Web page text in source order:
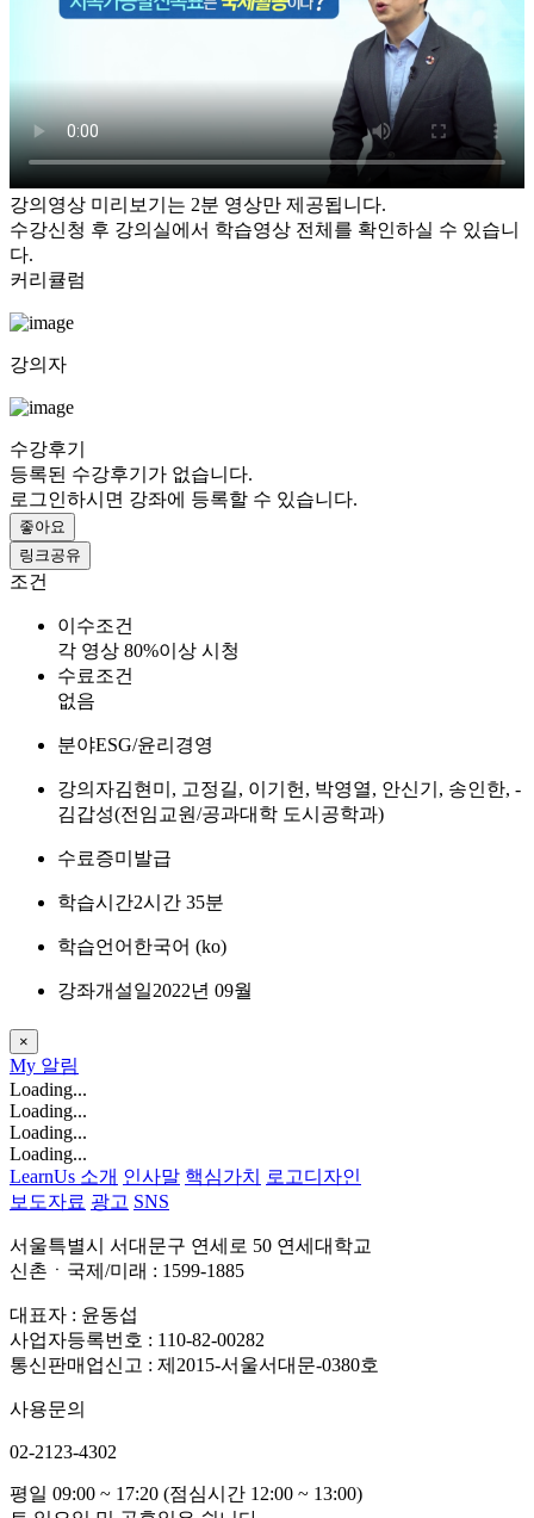
강의영상 미리보기는 2분 영상만 제공됩니다.
수강신청 후 강의실에서 학습영상 전체를 확인하실 수 있습니
다.
커리큘럼
강의자
수강후기
등록된 수강후기가 없습니다.
로그인하시면 강좌에 등록할 수 있습니다.
좋아요
링크공유
조건
이수조건
각 영상 80%이상 시청
수료조건
없음
분야ESG/윤리경영
강의자김현미, 고정길, 이기헌, 박영열, 안신기, 송인한, ­
김갑성(전임교원/공과대학 도시공학과)
수료증미발급
학습시간2시간 35분
학습언어 한국어 ‎(ko)‎
강좌개설일2022년 09월
×
My 알림
Loading...
Loading...
Loading...
Loading...
LearnUs 소개 인사말 핵심가치
로고디자인
보도자료 광고 SNS
서울특별시 서대문구 연세로 50 연세대학교
신촌ㆍ국제/미래 : 1599-1885
대표자 : 윤동섭
사업자등록번호 : 110-82-00282
통신판매업신고 : 제2015-서울서대문-0380호
사용문의
02-2123-4302
평일 09:00 ~ 17:20 (점심시간 12:00 ~ 13:00)